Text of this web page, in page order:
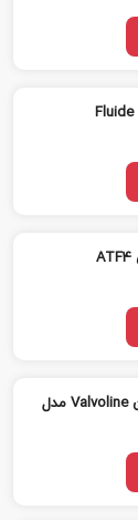
روغن گیربکس والوالین Valvoline مدل